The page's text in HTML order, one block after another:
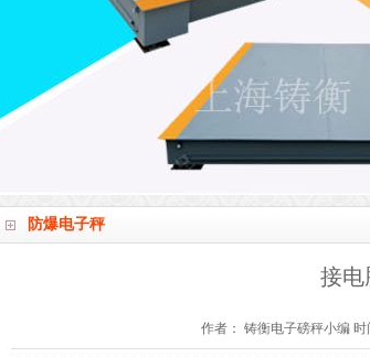
防爆电子秤
接电
作者： 铸衡电子磅秤小编 时